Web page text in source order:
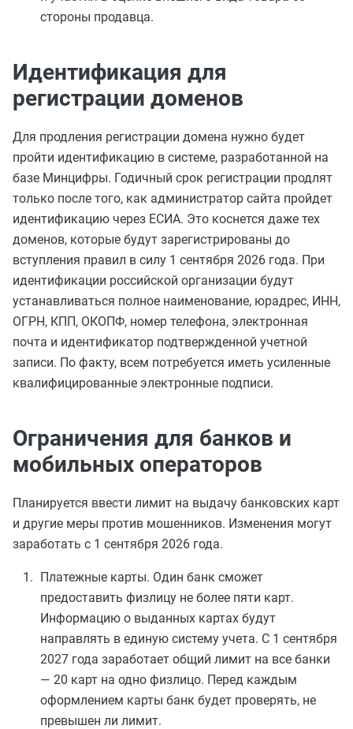
стороны продавца.
Идентификация для
регистрации доменов
Для продления регистрации домена нужно будет
пройти идентификацию в системе, разработанной на
базе Минцифры. Годичный срок регистрации продлят
только после того, как администратор сайта пройдет
идентификацию через ЕСИА. Это коснется даже тех
доменов, которые будут зарегистрированы до
вступления правил в силу 1 сентября 2026 года. При
идентификации российской организации будут
устанавливаться полное наименование, юрадрес, ИНН,
ОГРН, КПП, ОКОПФ, номер телефона, электронная
почта и идентификатор подтвержденной учетной
записи. По факту, всем потребуется иметь усиленные
квалифицированные электронные подписи.
Ограничения для банков и
мобильных операторов
Планируется ввести лимит на выдачу банковских карт
и другие меры против мошенников. Изменения могут
заработать с 1 сентября 2026 года.
Платежные карты. Один банк сможет
предоставить физлицу не более пяти карт.
Информацию о выданных картах будут
направлять в единую систему учета. С 1 сентября
2027 года заработает общий лимит на все банки
— 20 карт на одно физлицо. Перед каждым
оформлением карты банк будет проверять, не
превышен ли лимит.